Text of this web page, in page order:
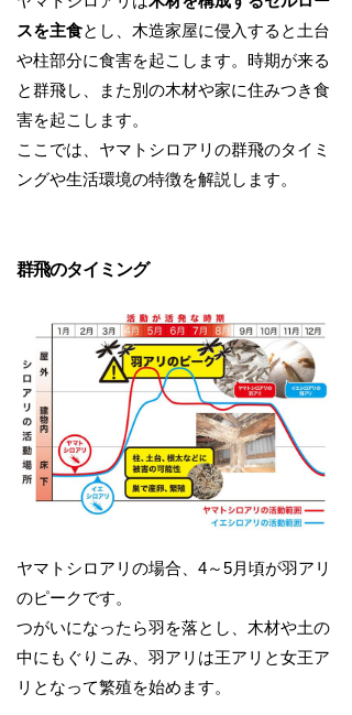
スを主食とし、木造家屋に侵入すると土台
や柱部分に食害を起こします。時期が来る
と群飛し、また別の木材や家に住みつき食
害を起こします。
ここでは、ヤマトシロアリの群飛のタイミ
ングや生活環境の特徴を解説します。
群飛のタイミング
ヤマトシロアリの場合、4～5月頃が羽アリ
のピークです。
つがいになったら羽を落とし、木材や土の
中にもぐりこみ、羽アリは王アリと女王ア
リとなって繁殖を始めます。